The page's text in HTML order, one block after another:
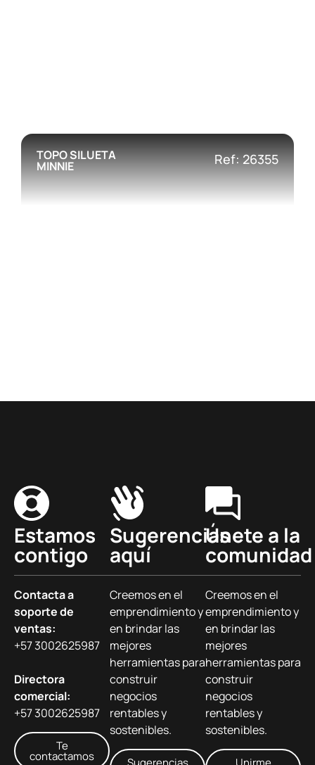
TOPO SILUETA
MINNIE Ref: 26355
Estamos
contigo
Contacta a
soporte de
ventas:
+57 3002625987
Directora
comercial:
+57 3002625987
Te
contactamos
Sugerencias
aquí
Creemos en el
emprendimiento y
en brindar las
mejores
herramientas para
construir
negocios
rentables y
sostenibles.
Únete a la
comunidad
Creemos en el
emprendimiento y
en brindar las
mejores
herramientas para
construir
negocios
rentables y
sostenibles.